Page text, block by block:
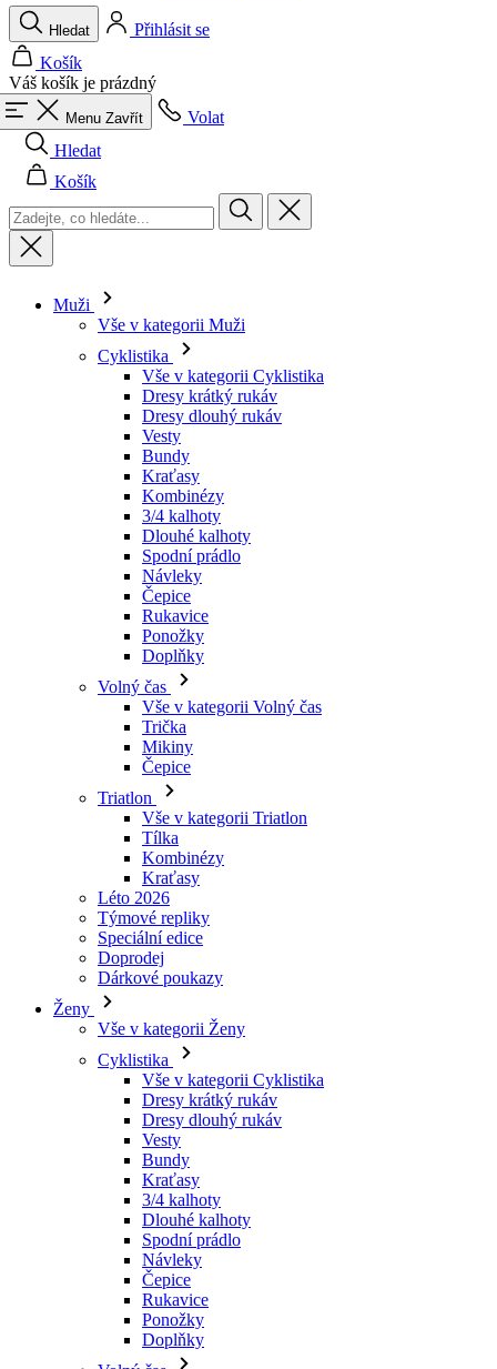
Menu Zavřít
Volat
Hledat
Košík
Muži
Vše v kategorii Muži
Dresy dlouhý rukáv
Vesty
Bundy
Kraťasy
Kombinézy
3/4 kalhoty
Dlouhé kalhoty
Spodní prádlo
Návleky
Čepice
Rukavice
Ponožky
Doplňky
Volný čas
Vše v kategorii Volný čas
Trička
Mikiny
Čepice
Triatlon
Vše v kategorii Triatlon
Tílka
Kombinézy
Kraťasy
Léto 2026
Týmové repliky
Speciální edice
Doprodej
Dárkové poukazy
Ženy
Vše v kategorii Ženy
Cyklistika
Vše v kategorii Cyklistika
Dresy dlouhý rukáv
Vesty
Bundy
Kraťasy
3/4 kalhoty
Dlouhé kalhoty
Spodní prádlo
Návleky
Čepice
Rukavice
Ponožky
Doplňky
Volný čas
Vše v kategorii Volný čas
Trička
Mikiny
Čepice